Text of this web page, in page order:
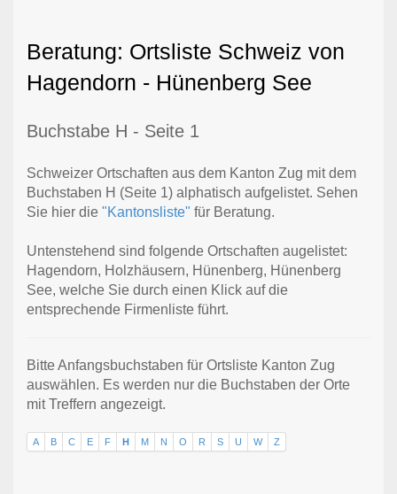
Beratung: Ortsliste Schweiz von
Hagendorn - Hünenberg See
Buchstabe H - Seite 1
Schweizer Ortschaften aus dem Kanton Zug mit dem
Buchstaben H (Seite 1) alphatisch aufgelistet. Sehen
Sie hier die "Kantonsliste" für Beratung.
Untenstehend sind folgende Ortschaften augelistet:
Hagendorn, Holzhäusern, Hünenberg, Hünenberg
See, welche Sie durch einen Klick auf die
entsprechende Firmenliste führt.
Bitte Anfangsbuchstaben für Ortsliste Kanton Zug
auswählen. Es werden nur die Buchstaben der Orte
mit Treffern angezeigt.
A B C E F H M N O R S U W Z